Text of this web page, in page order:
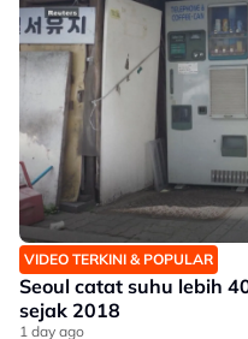
VIDEO TERKINI & POPULAR
Seoul catat suhu lebih
sejak 2018
1 day ago